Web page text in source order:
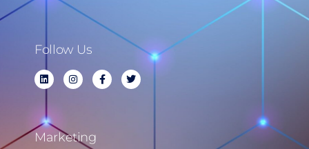
Follow Us
Marketing